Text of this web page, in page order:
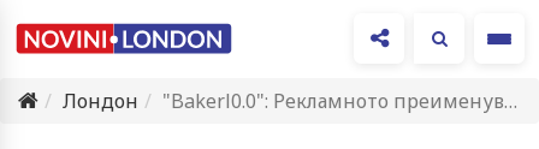
Лондон
"Bakerl0.0": Рекламното преименуване на линия на метрото разгневи лондончани